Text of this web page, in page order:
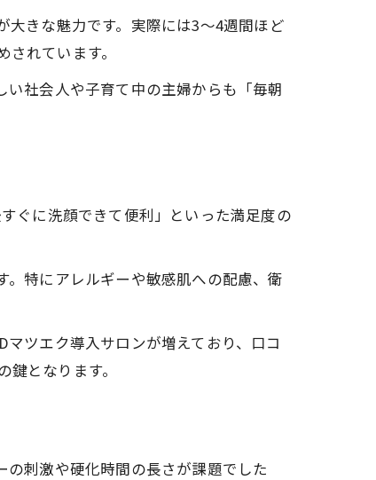
きな魅力です。実際には3〜4週間ほど
れています。
社会人や子育て中の主婦からも「毎朝
ぐに洗顔できて便利」といった満足度の
特にアレルギーや敏感肌への配慮、衛
ツエク導入サロンが増えており、口コ
となります。
刺激や硬化時間の長さが課題でした